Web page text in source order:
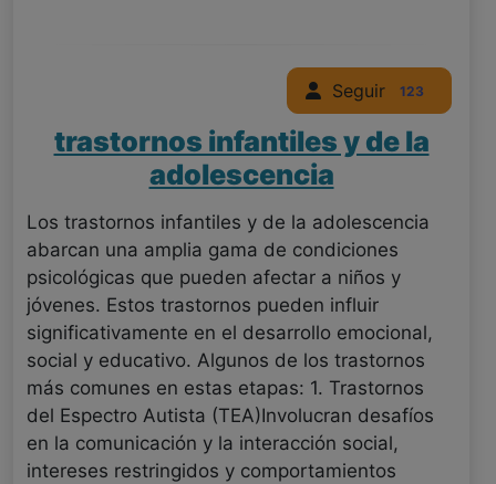
Seguir 123
trastornos infantiles y de la
adolescencia
Los trastornos infantiles y de la adolescencia
abarcan una amplia gama de condiciones
psicológicas que pueden afectar a niños y
jóvenes. Estos trastornos pueden influir
significativamente en el desarrollo emocional,
social y educativo. Algunos de los trastornos
más comunes en estas etapas: 1. Trastornos
del Espectro Autista (TEA)Involucran desafíos
en la comunicación y la interacción social,
intereses restringidos y comportamientos